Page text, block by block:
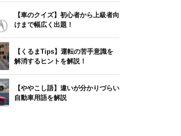
【車のクイズ】初心者から上級者向
けまで幅広く出題！
【くるまTips】運転の苦手意識を
解消するヒントを解説！
【ややこし語】違いが分かりづらい
自動車用語を解説